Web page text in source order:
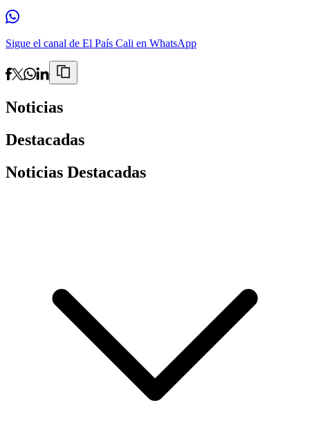
Sigue el canal de El País Cali en WhatsApp
Noticias
Destacadas
Noticias Destacadas